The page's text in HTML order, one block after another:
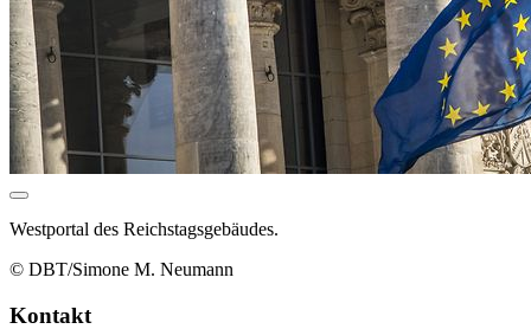
Westportal des Reichstagsgebäudes.
© DBT/Simone M. Neumann
Kontakt